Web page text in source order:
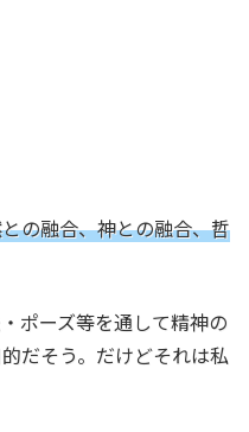
の融合、神との融合、哲
ポーズ等を通して精神の
だそう。だけどそれは私